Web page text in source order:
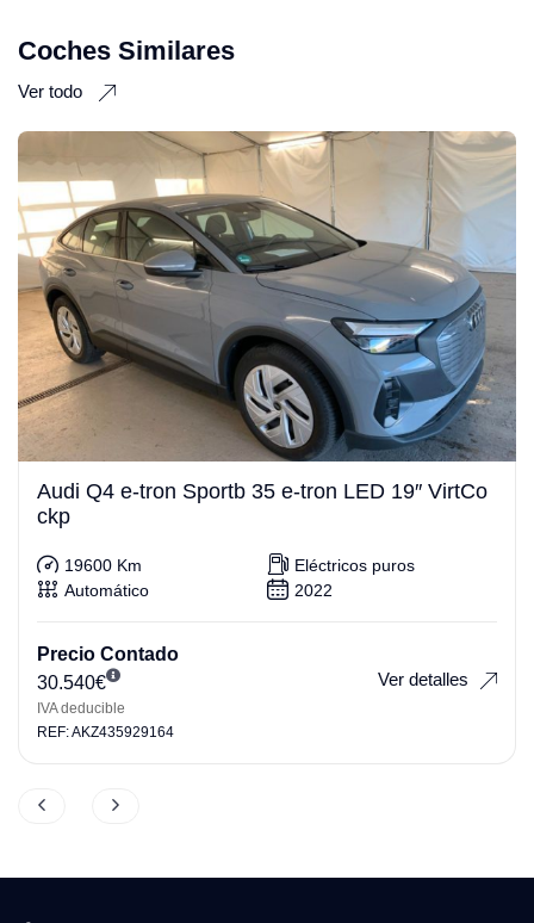
Coches Similares
Ver todo
Audi Q4 e-tron Sportb 35 e-tron LED 19″ VirtCo
ckp
19600 Km
Eléctricos puros
Automático
2022
Precio Contado
30.540€
IVA deducible
Ver detalles
REF: AKZ435929164